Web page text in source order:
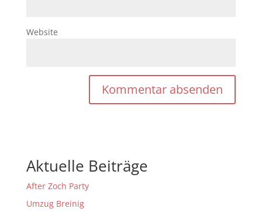
Website
Aktuelle Beiträge
After Zoch Party
Umzug Breinig